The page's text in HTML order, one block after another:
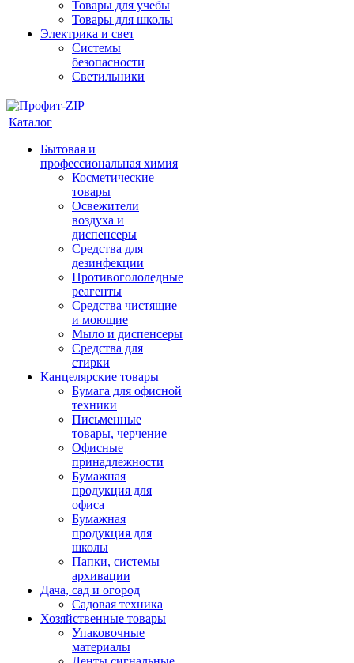
Товары для учебы
Товары для школы
Электрика и свет
Системы
безопасности
Светильники
Каталог
Бытовая и
профессиональная химия
Косметические
товары
Освежители
воздуха и
диспенсеры
Средства для
дезинфекции
Противогололедные
реагенты
Средства чистящие
и моющие
Мыло и диспенсеры
Средства для
стирки
Канцелярские товары
Бумага для офисной
техники
Письменные
товары, черчение
Офисные
принадлежности
Бумажная
продукция для
офиса
Бумажная
продукция для
школы
Папки, системы
архивации
Дача, сад и огород
Садовая техника
Хозяйственные товары
Упаковочные
материалы